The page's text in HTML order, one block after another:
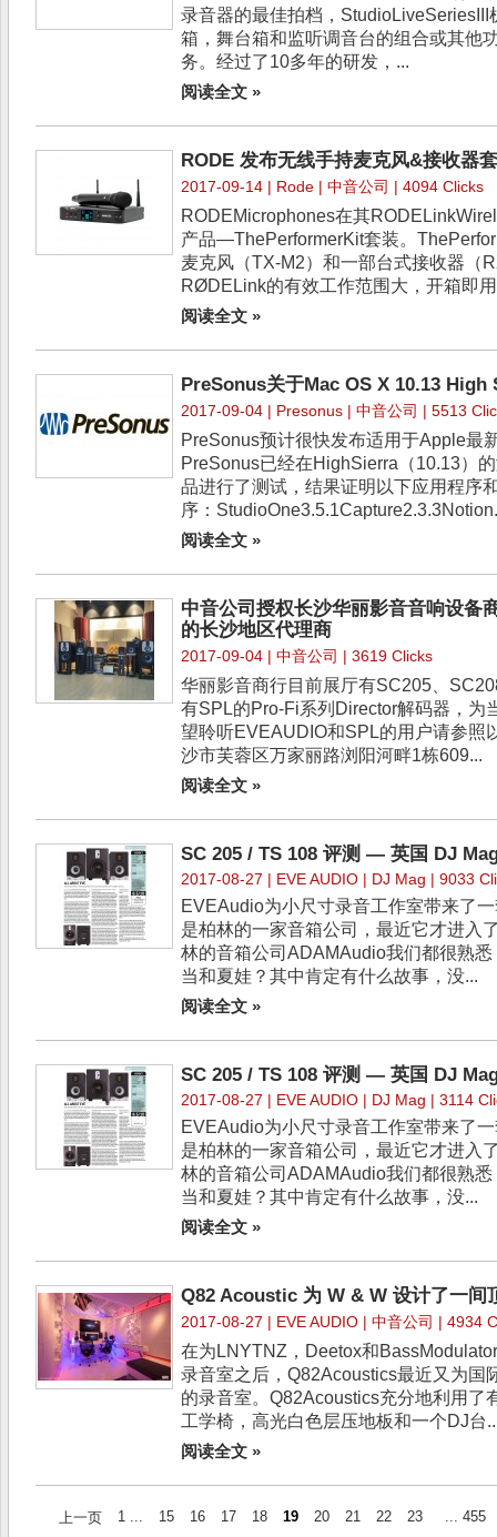
录音器的最佳拍档，
箱，舞台箱和监听调音台的组合或其他
务。经过了10多年的研发，...
阅读全文 »
RODE 发布无线手持麦克风&接收器
2017-09-14 | Rode | 中音公司 | 4094 Clicks
RODEMicrophones在其
产品—ThePerformerKit套装。
麦克风（TX-M2）和一部台式接收器（
RØDELink的有效工作范围大，开箱即
阅读全文 »
PreSonus关于Mac OS X 10.13 High
2017-09-04 | Presonus | 中音公司 | 5513
PreSonus预计很快发布适用于Apple最
PreSonus已经在HighSierra（10.13）
品进行了测试，结果证明以下应用程序
序：
阅读全文 »
中音公司授权长沙华丽影音音响设备
的长沙地区代理商
2017-09-04 | 中音公司 | 3619 Clicks
华丽影音商行目前展厅有SC205、
有SPL的Pro-Fi系列Director解码器，为
望聆听EVEAUDIO和SPL的用户请参照
沙市芙蓉区万家丽路浏阳河畔1栋609...
阅读全文 »
SC 205 / TS 108 评测 — 英国 DJ
2017-08-27 | EVE AUDIO | DJ Mag | 9033
EVEAudio为小尺寸录音工作室带来了
是柏林的一家音箱公司，最近它才进入
林的音箱公司ADAMAudio我们都很熟
当和夏娃？其中肯定有什么故事，没...
阅读全文 »
SC 205 / TS 108 评测 — 英国 DJ
2017-08-27 | EVE AUDIO | DJ Mag | 3114
EVEAudio为小尺寸录音工作室带来了
是柏林的一家音箱公司，最近它才进入
林的音箱公司ADAMAudio我们都很熟
当和夏娃？其中肯定有什么故事，没...
阅读全文 »
Q82 Acoustic 为 W & W 设计了一间
2017-08-27 | EVE AUDIO | 中音公司 | 4934
在为LNYTNZ，Deetox和
录音室之后，Q82Acoustics最近又为国
的录音室。Q82Acoustics充分地利用了
工学椅，高光白色层压地板和一个DJ台
阅读全文 »
上一页 1 ... 15 16 17 18 19 20 21 22 23 ... 455